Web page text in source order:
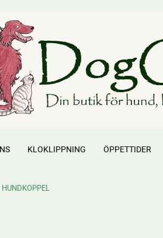
KLOKLIPPNING ÖPPETTIDER
HUNDKOPPEL